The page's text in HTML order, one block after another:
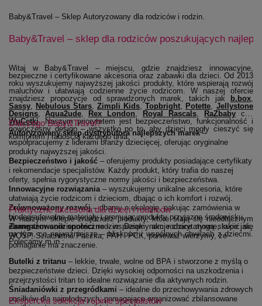
Baby&Travel – Sklep Autoryzowany dla rodziców i rodzin.
Baby&Travel – sklep dla rodziców poszukujących
Witaj w Baby&Travel – miejscu, gdzie znajdziesz innowacyjne,
bezpieczne i certyfikowane akcesoria oraz zabawki dla dzieci. Od 2013
roku wyszukujemy najwyższej jakości produkty, które wspierają rozwój
maluchów i ułatwiają codzienne życie rodzicom. W naszej ofercie
znajdziesz propozycje od sprawdzonych marek, takich jak
b.box,
Sassy(otwiera się w nowym oknie)
, Nebulous Stars(otwiera się w nowym oknie)
, Zimpli Kids(otwiera się w nowym oknie)
, Topbright(otwiera się w nowym
, Potette(otwiera się
, Jellystone
Designs(otwiera się w nowym oknie)
, Aqua2ude(otwiera się w nowym oknie)
, Rex London (otwiera się w nowym oknie)
, Royal Rascals(otwiera się w
, RaZbaby czy
WuCetki(otwiera się w nowym oknie)
. Naszym priorytetem jest bezpieczeństwo, funkcjonalność i
nowoczesny design – wszystko po to, aby dzieci mogły cieszyć się
komfortem i radością każdego dnia.
Dlaczego Baby&Travel?
Autoryzowany sklep dystrybutora najlepszych marek–
współpracujemy z liderami branży dziecięcej, oferując oryginalne
produkty najwyższej jakości.
Bezpieczeństwo i jakość – oferujemy produkty posiadające certyfikaty
i rekomendacje specjalistów. Każdy produkt, który trafia do naszej
oferty, spełnia rygorystyczne normy jakości i bezpieczeństwa.
Innowacyjne rozwiązania– wyszukujemy unikalne akcesoria, które
ułatwiają życie rodzicom i dzieciom, dbając o ich komfort i rozwój.
Zrównoważony rozwój– dbamy o ekologię, pakując zamówienia w
biodegradowalne materiały i promując produkty przyjazne środowisku.
Zaangażowanie społeczne– wspieramy akcje charytatywne, takie jak
WOŚP, Szlachetna Paczka, PAH i PCK, ponieważ wierzymy, że
pomaganie ma znaczenie.
Praktyczne akcesoria dla dzieci i rodziców
W naszym sklepie znajdziesz produkty, które stają się nieodłącznym
elementem codzienności rodzin. Dzięki nam rodzice mogą skupić się
na tym, co najważniejsze – bliskości i wspólnych chwilach z dziećmi.
Polecamy m.in.:
Butelki z tritanu – lekkie, trwałe, wolne od BPA i stworzone z myślą o
bezpieczeństwie dzieci. Dzięki wysokiej odporności na uszkodzenia i
przejrzystości tritan to idealne rozwiązanie dla aktywnych rodzin.
Śniadaniówki z przegródkami – idealne do przechowywania zdrowych
posiłków dla najmłodszych, pomagające organizować zbilansowane
Ekspercka selekcja i opinie specjalistów